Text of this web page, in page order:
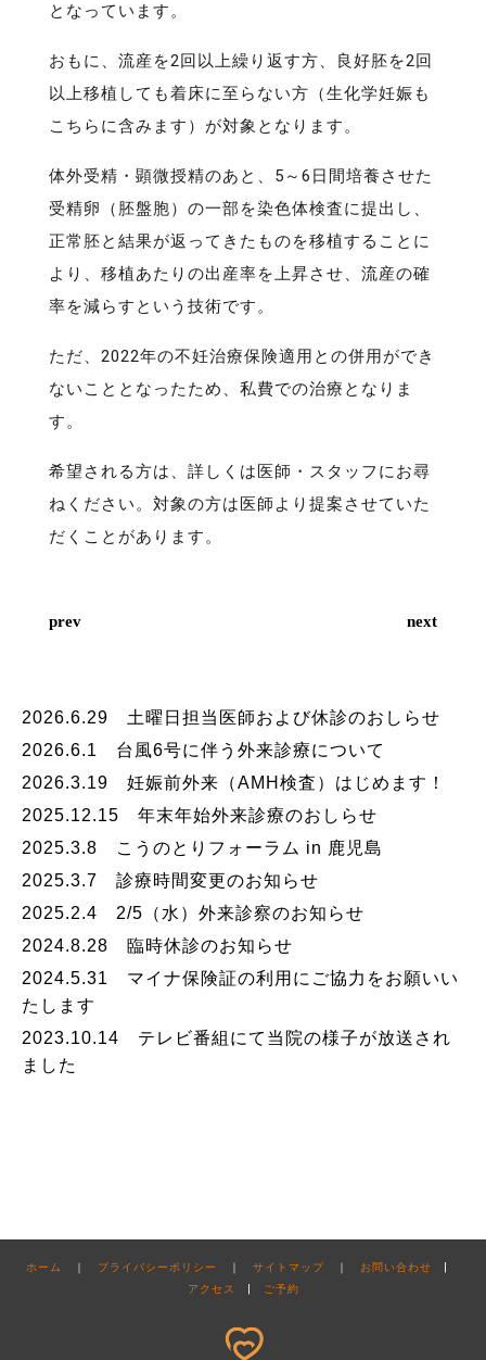
となっています。
おもに、流産を2回以上繰り返す方、良好胚を2回
以上移植しても着床に至らない方（生化学妊娠も
こちらに含みます）が対象となります。
体外受精・顕微授精のあと、5～6日間培養させた
受精卵（胚盤胞）の一部を染色体検査に提出し、
正常胚と結果が返ってきたものを移植することに
より、移植あたりの出産率を上昇させ、流産の確
率を減らすという技術です。
ただ、2022年の不妊治療保険適用との併用ができ
ないこととなったため、私費での治療となりま
す。
希望される方は、詳しくは医師・スタッフにお尋
ねください。対象の方は医師より提案させていた
だくことがあります。
prev next
2026.6.29 土曜日担当医師および休診のおしらせ
2026.6.1 台風6号に伴う外来診療について
2026.3.19 妊娠前外来（AMH検査）はじめます！
2025.12.15 年末年始外来診療のおしらせ
2025.3.8 こうのとりフォーラム in 鹿児島
2025.3.7 診療時間変更のお知らせ
2025.2.4 2/5（水）外来診察のお知らせ
2024.8.28 臨時休診のお知らせ
2024.5.31 マイナ保険証の利用にご協力をお願いい
たします
2023.10.14 テレビ番組にて当院の様子が放送され
ました
ホーム ｜ プライバシーポリシー ｜ サイトマップ ｜ お問い合わせ
アクセス
ご予約